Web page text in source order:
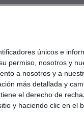
únicos e
permiso, nosotros y
a nosotros y a
más detallada y
el derecho de
y haciendo clic en el